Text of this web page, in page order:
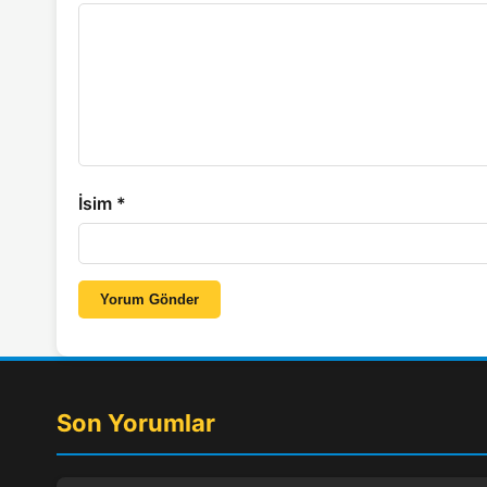
İsim *
Yorum Gönder
Son Yorumlar